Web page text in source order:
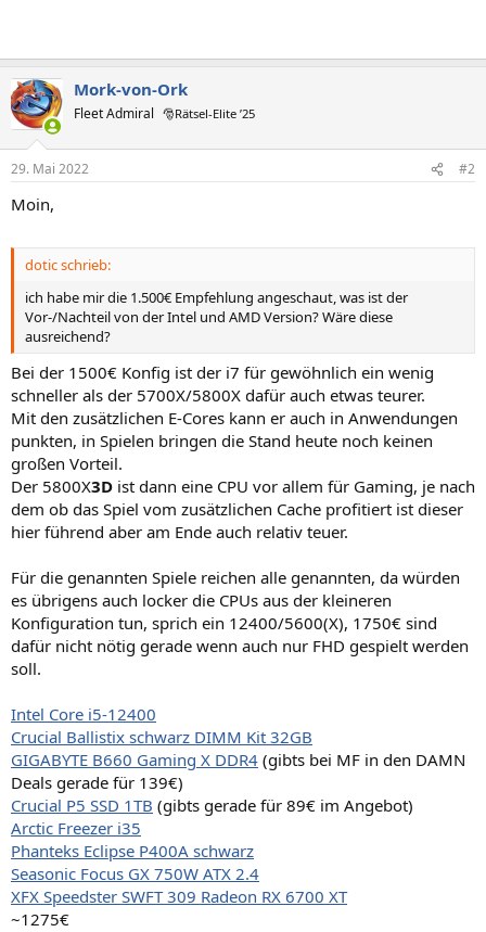
Mork-von-Ork
Fleet Admiral 🎅Rätsel-Elite ’25
29. Mai 2022 #2
Moin,
dotic schrieb:
ich habe mir die 1.500€ Empfehlung angeschaut, was ist der
Vor-/Nachteil von der Intel und AMD Version? Wäre diese
ausreichend?
Bei der 1500€ Konfig ist der i7 für gewöhnlich ein wenig
schneller als der 5700X/5800X dafür auch etwas teurer.
Mit den zusätzlichen E-Cores kann er auch in Anwendungen
punkten, in Spielen bringen die Stand heute noch keinen
großen Vorteil.
Der 5800X3D ist dann eine CPU vor allem für Gaming, je nach
dem ob das Spiel vom zusätzlichen Cache profitiert ist dieser
hier führend aber am Ende auch relativ teuer.
Für die genannten Spiele reichen alle genannten, da würden
es übrigens auch locker die CPUs aus der kleineren
Konfiguration tun, sprich ein 12400/5600(X), 1750€ sind
dafür nicht nötig gerade wenn auch nur FHD gespielt werden
soll.
Intel Core i5-12400
Crucial Ballistix schwarz DIMM Kit 32GB
GIGABYTE B660 Gaming X DDR4 (gibts bei MF in den DAMN
Deals gerade für 139€)
Crucial P5 SSD 1TB (gibts gerade für 89€ im Angebot)
Arctic Freezer i35
Phanteks Eclipse P400A schwarz
Seasonic Focus GX 750W ATX 2.4
XFX Speedster SWFT 309 Radeon RX 6700 XT
~1275€